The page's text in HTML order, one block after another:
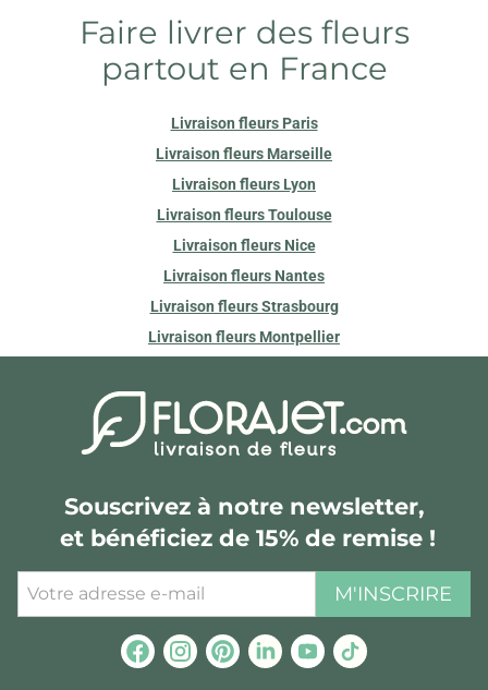
Faire livrer des fleurs
partout en France
Livraison fleurs Paris
Livraison fleurs Marseille
Livraison fleurs Lyon
Livraison fleurs Toulouse
Livraison fleurs Nice
Livraison fleurs Nantes
Livraison fleurs Strasbourg
Livraison fleurs Montpellier
Souscrivez à notre newsletter,
et bénéficiez de 15% de remise !
M'INSCRIRE